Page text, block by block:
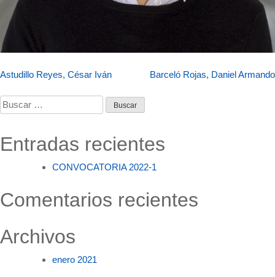
Navegación
de
Astudillo Reyes, César Iván Barceló Rojas, Daniel Armando
Buscar:
Entradas recientes
CONVOCATORIA 2022-1
Comentarios recientes
Archivos
enero 2021